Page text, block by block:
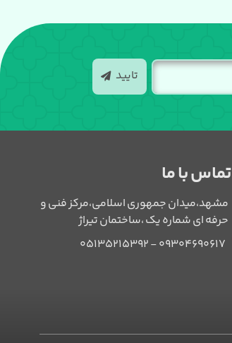
تایید
تماس با ما
مشهد،میدان جمهوری اسلامی،مرکز فنی و
حرفه ای شماره یک ،ساختمان تیراژ
09304690617 - 05135215392